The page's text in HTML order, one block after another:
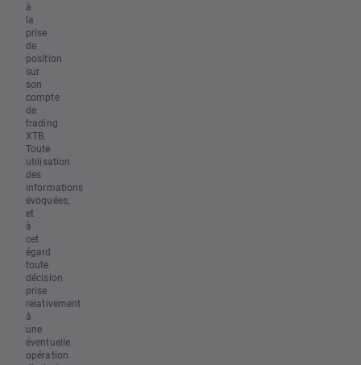
à
la
prise
de
position
sur
son
compte
de
trading
XTB.
Toute
utilisation
des
informations
évoquées,
et
à
cet
égard
toute
décision
prise
relativement
à
une
éventuelle
opération